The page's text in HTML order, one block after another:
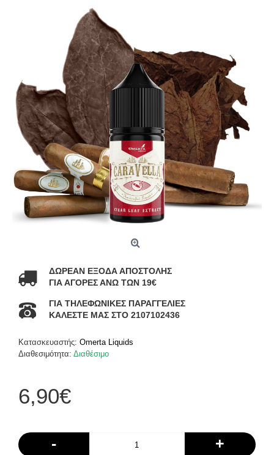
ΔΩΡΕΑΝ ΕΞΟΔΑ ΑΠΟΣΤΟΛΗΣ
ΓΙΑ ΑΓΟΡΕΣ ΑΝΩ ΤΩΝ 19€
ΓΙΑ ΤΗΛΕΦΩΝΙΚΕΣ ΠΑΡΑΓΓΕΛΙΕΣ
ΚΑΛΕΣΤΕ ΜΑΣ ΣΤΟ 2107102436
Κατασκευαστής: Omerta Liquids
Διαθεσιμότητα: Διαθέσιμο
6,90€
- +